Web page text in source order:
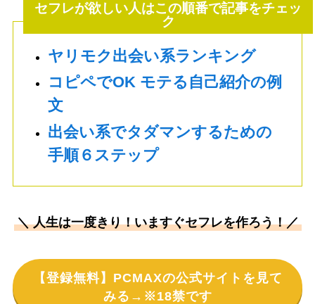
セフレが欲しい人はこの順番で記事をチェッ
ク
ヤリモク出会い系ランキング
コピペでOK モテる自己紹介の例
文
出会い系でタダマンするための
手順６ステップ
＼ 人生は一度きり！いますぐセフレを作ろう！／
【登録無料】PCMAXの公式サイトを見て
みる→※18禁です